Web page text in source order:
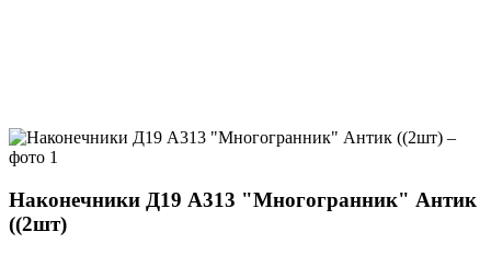
Наконечники Д19 А313 "Многогранник" Антик
((2шт)